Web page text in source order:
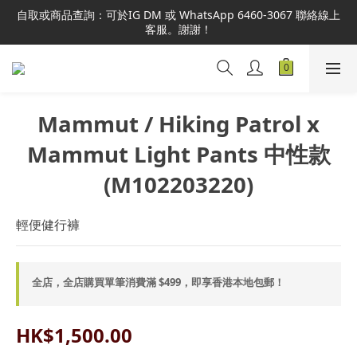
本網站為港澳地區指定總代理官方直營，全店商品均為正品正貨，
並享售後服務，敬請安心選購。
自取或商品查詢：可於IG DM 或 WhatsApp 6460-3067 聯絡線上
客服。謝謝！
本網站為港澳地區指定總代理官方直營，全店商品均為正品正貨，
並享售後服務，敬請安心選購。
Mammut / Hiking Patrol x
Mammut Light Pants 中性款
(M102203220)
輕便健行褲
全店，全店購買單筆消費滿 $499，即享香港本地包郵！
HK$1,500.00